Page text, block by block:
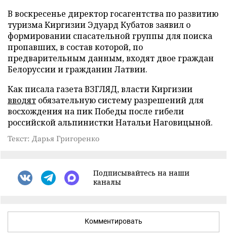
В воскресенье директор госагентства по развитию
туризма Киргизии Эдуард Кубатов заявил о
формировании спасательной группы для поиска
пропавших, в состав которой, по
предварительным данным, входят двое граждан
Белоруссии и гражданин Латвии.
Как писала газета ВЗГЛЯД, власти Киргизии
вводят обязательную систему разрешений для
восхождения на пик Победы после гибели
российской альпинистки Натальи Наговицыной.
Текст: Дарья Григоренко
Подписывайтесь на наши
каналы
Комментировать